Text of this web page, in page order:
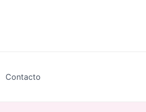
Contacto